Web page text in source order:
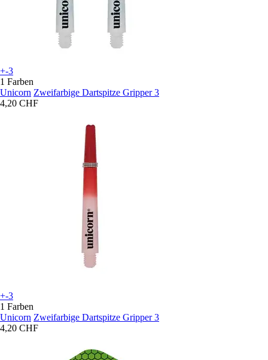
+-3
1 Farben
Unicorn Zweifarbige Dartspitze Gripper 3
4,20 CHF
+-3
1 Farben
Unicorn Zweifarbige Dartspitze Gripper 3
4,20 CHF